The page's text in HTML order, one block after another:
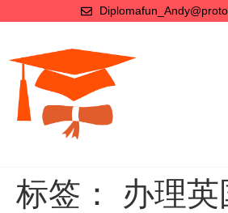
标签： 办理英